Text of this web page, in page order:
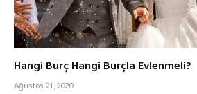
Hangi Burç Hangi Burçla Evlenmeli?
Ağustos 21, 2020